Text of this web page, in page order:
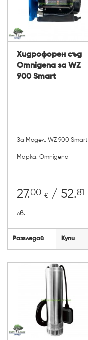
Хидрофорен съд
Omnigena за WZ
900 Smart
За Модел: WZ 900 Smart
Марка: Omnigena
27.00 € / 52.81
лв.
Разгледай Купи